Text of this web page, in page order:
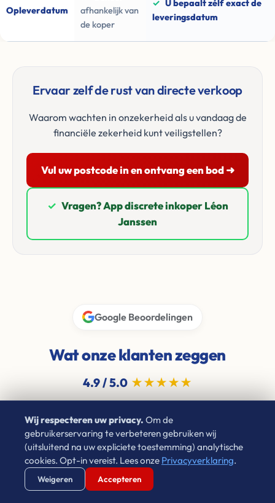
Opleverdatum
afhankelijk van
de koper
✓ U bepaalt zélf exact de
leveringsdatum
Ervaar zelf de rust van directe verkoop
Waarom wachten in onzekerheid als u vandaag de
financiële zekerheid kunt veiligstellen?
Vul uw postcode in en ontvang een bod ➜
✓ Vragen? App discrete inkoper Léon
Janssen
Google Beoordelingen
Wat onze klanten zeggen
4.9 / 5.0 ★★★★★
Thomas Pelgrim
1 jaar geleden
★★★★★
"Ik heb circa 8 jaar een woning mogen huren bij
Wij respecteren uw privacy. Om de
gebruikerservaring te verbeteren gebruiken wij
(uitsluitend na uw expliciete toestemming) analytische
cookies. Opt-in vereist. Lees onze Privacyverklaring.
Weigeren Accepteren
Verstuur WhatsApp